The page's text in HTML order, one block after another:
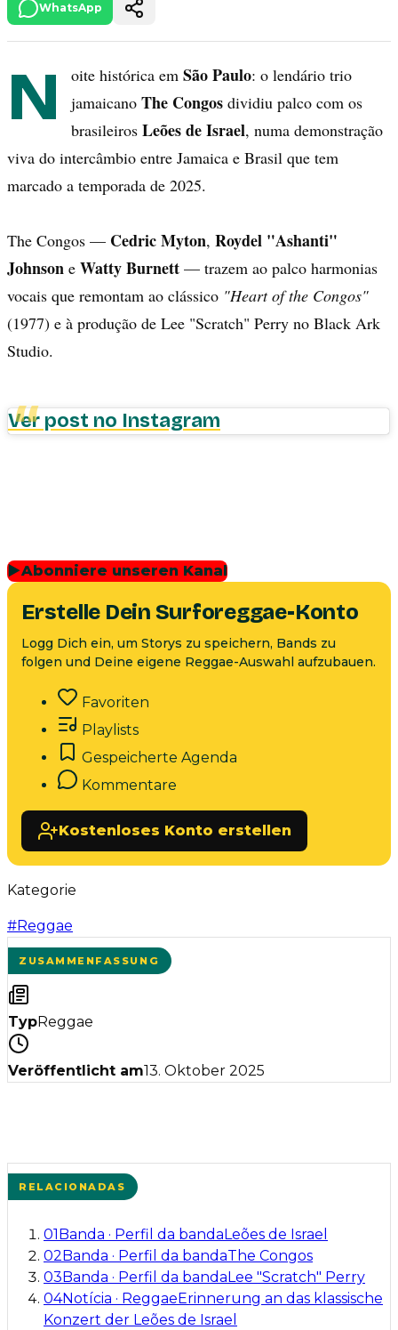
WhatsApp
N oite histórica em São Paulo: o lendário trio
jamaicano The Congos dividiu palco com os
brasileiros Leões de Israel, numa demonstração
viva do intercâmbio entre Jamaica e Brasil que tem
marcado a temporada de 2025.
The Congos — Cedric Myton, Roydel "Ashanti"
Johnson e Watty Burnett — trazem ao palco harmonias
vocais que remontam ao clássico "Heart of the Congos"
(1977) e à produção de Lee "Scratch" Perry no Black Ark
Studio.
Ver post no Instagram
▶Abonniere unseren Kanal
Erstelle Dein Surforeggae-Konto
Logg Dich ein, um Storys zu speichern, Bands zu
folgen und Deine eigene Reggae-Auswahl aufzubauen.
Favoriten
Playlists
Gespeicherte Agenda
Kommentare
Kostenloses Konto erstellen
Kategorie
#Reggae
ZUSAMMENFASSUNG
TypReggae
Veröffentlicht am13. Oktober 2025
RELACIONADAS
01 Banda · Perfil da banda Leões de Israel
02 Banda · Perfil da bandaThe Congos
03 Banda · Perfil da banda Lee "Scratch" Perry
04Notícia · Reggae Erinnerung an das klassische
Konzert der Leões de Israel